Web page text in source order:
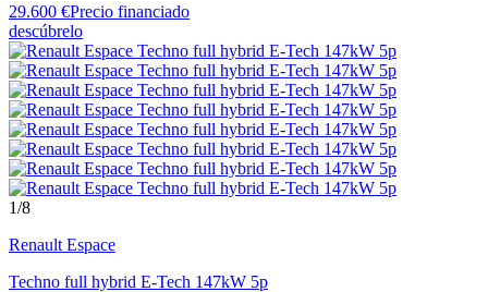
29.600 €Precio financiado
descúbrelo
1/8
Renault Espace
Techno full hybrid E-Tech 147kW 5p